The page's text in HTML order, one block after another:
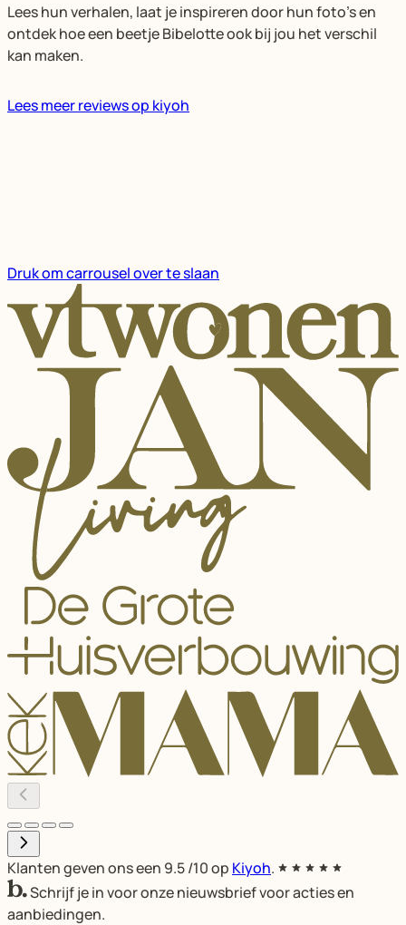
Lees hun verhalen, laat je inspireren door hun foto’s en
ontdek hoe een beetje Bibelotte ook bij jou het verschil
kan maken.
Lees meer reviews op kiyoh
Druk om carrousel over te slaan
Klanten geven ons een 9.5/10 op Kiyoh.
Schrijf je in voor onze nieuwsbrief voor acties en
aanbiedingen.